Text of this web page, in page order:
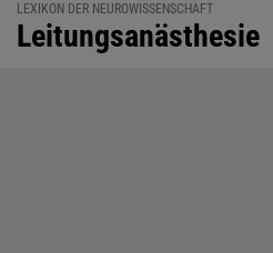
LEXIKON DER NEUROWISSENSCHAFT
:
Leitungsanästhesie